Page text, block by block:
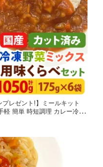
プレゼント!】ミールキット
軽 簡単 時短調理 カレー冷凍
ット 味くらべセット（カボ
袋